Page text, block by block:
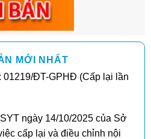
MỚI NHẤT
01219/ĐT-GPHĐ (Cấp lại lần
ngày 14/10/2025 của Sở
cấp lại và điều chỉnh nội